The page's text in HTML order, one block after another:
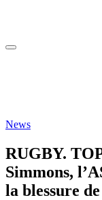
News
RUGBY.
Simmons,
la blessure